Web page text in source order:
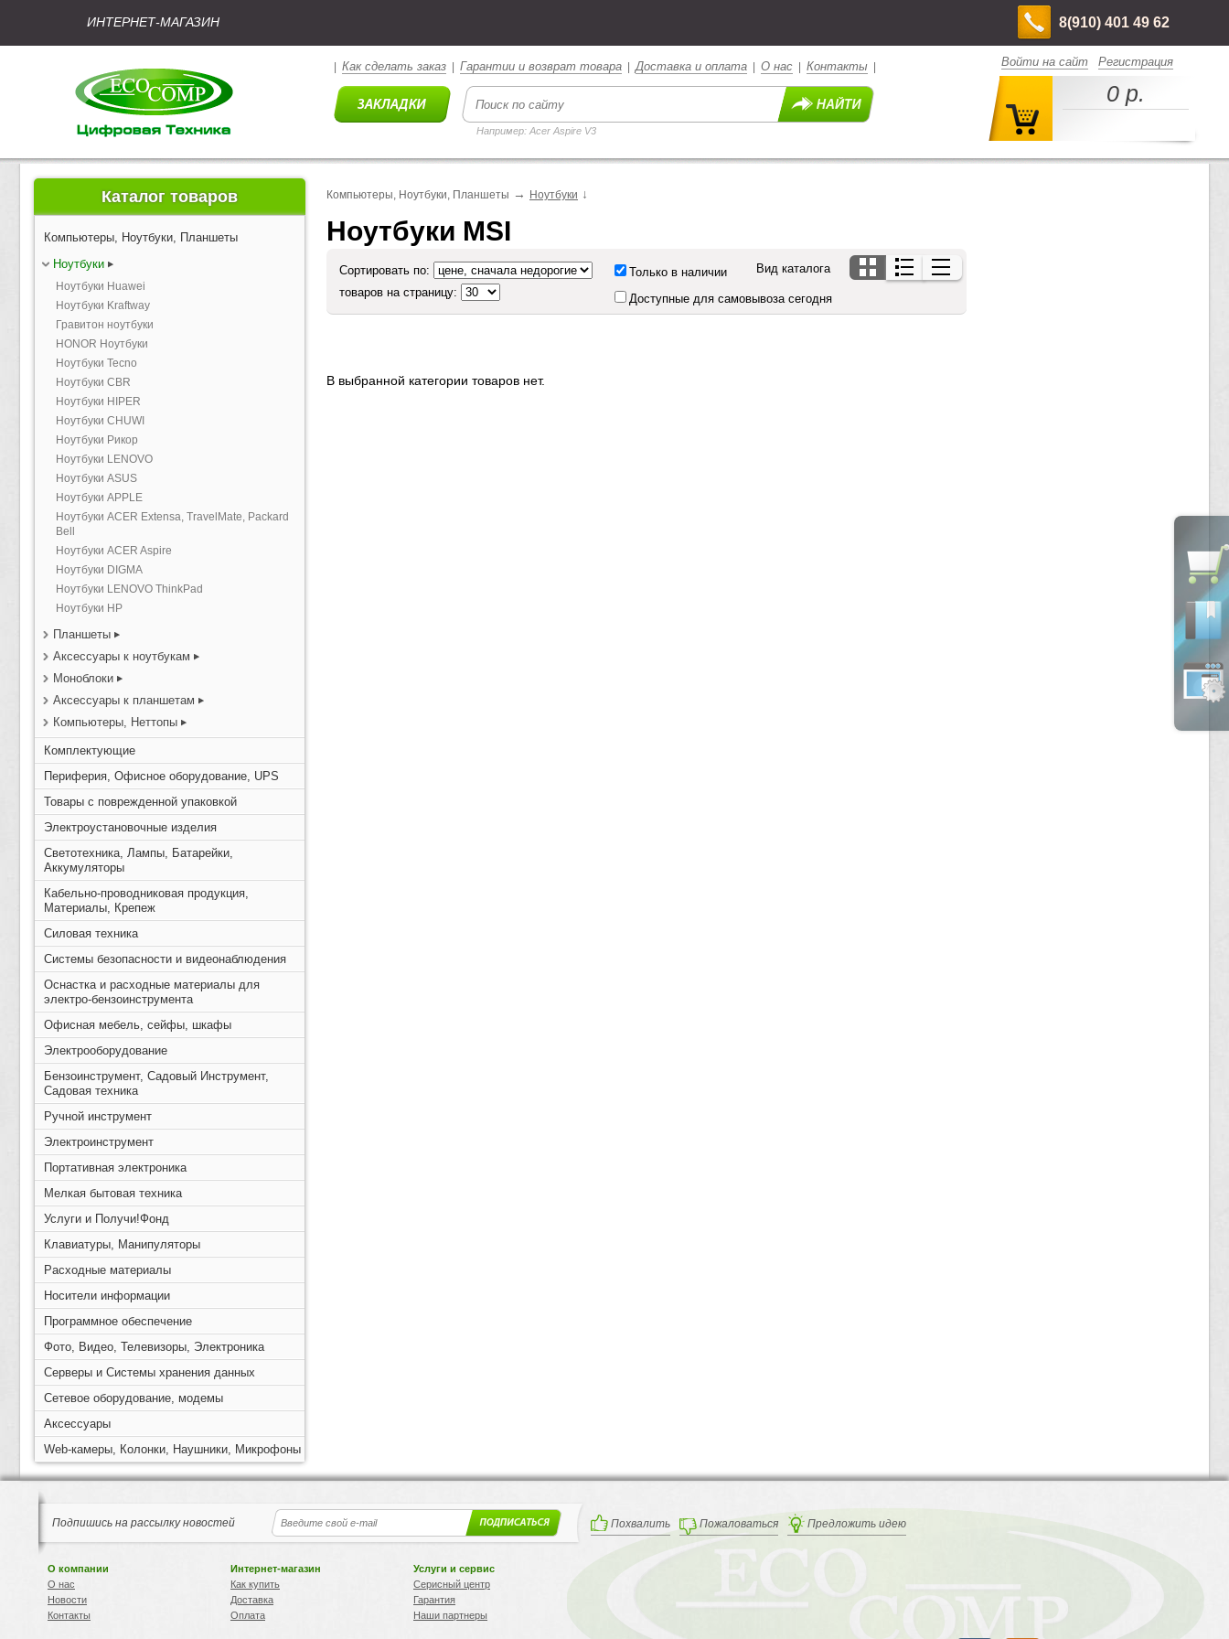
ИНТЕРНЕТ-МАГАЗИН 8(910) 401 49 62
Как сделать заказ Гарантии и возврат товара |Доставка и оплата О нас Контакты
Например: Acer Aspire V3
Войти на сайт Регистрация
0 р.
Каталог товаров
Компьютеры, Ноутбуки, Планшеты
Ноутбуки
Ноутбуки Huawei
Ноутбуки Kraftway
Гравитон ноутбуки
HONOR Ноутбуки
Ноутбуки Tecno
Ноутбуки CBR
Ноутбуки HIPER
Ноутбуки CHUWI
Ноутбуки Рикор
Ноутбуки LENOVO
Ноутбуки ASUS
Ноутбуки APPLE
Ноутбуки ACER Extensa, TravelMate, Packard
Bell
Ноутбуки ACER Aspire
Ноутбуки DIGMA
Ноутбуки LENOVO ThinkPad
Ноутбуки HP
Планшеты
Аксессуары к ноутбукам
Моноблоки
Аксессуары к планшетам
Компьютеры, Неттопы
Комплектующие
Периферия, Офисное оборудование, UPS
Товары с поврежденной упаковкой
Электроустановочные изделия
Светотехника, Лампы, Батарейки,
Аккумуляторы
Кабельно-проводниковая продукция,
Материалы, Крепеж
Силовая техника
Системы безопасности и видеонаблюдения
Оснастка и расходные материалы для
электро-бензоинструмента
Офисная мебель, сейфы, шкафы
Электрооборудование
Бензоинструмент, Садовый Инструмент,
Садовая техника
Ручной инструмент
Электроинструмент
Портативная электроника
Мелкая бытовая техника
Услуги и Получи!Фонд
Клавиатуры, Манипуляторы
Расходные материалы
Носители информации
Программное обеспечение
Фото, Видео, Телевизоры, Электроника
Серверы и Системы хранения данных
Сетевое оборудование, модемы
Аксессуары
Web-камеры, Колонки, Наушники, Микрофоны
Компьютеры, Ноутбуки, Планшеты → Ноутбуки ↓
Ноутбуки MSI
Сортировать по:
товаров на страницу:
Только в наличии
Доступные для самовывоза сегодня
Вид каталога
В выбранной категории товаров нет.
Подпишись на рассылку новостей Похвалить Пожаловаться Предложить идею
О компании
О нас
Новости
Контакты
Интернет-магазин
Как купить
Доставка
Оплата
Услуги и сервис
Серисный центр
Гарантия
Наши партнеры